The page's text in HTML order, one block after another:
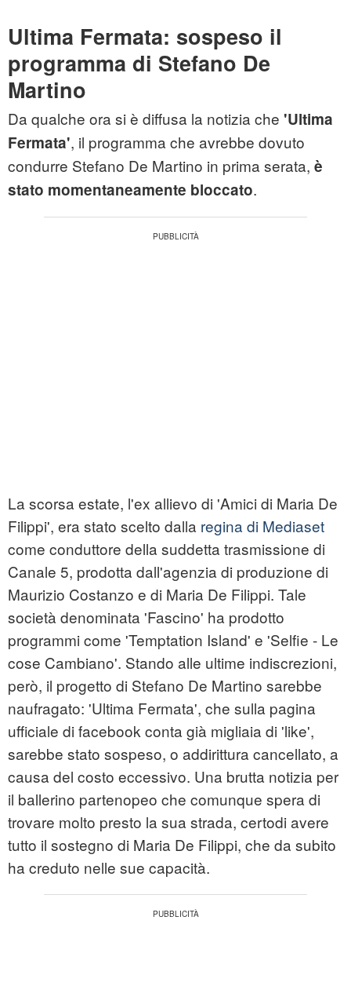
Ultima Fermata: sospeso il
programma di Stefano De
Martino
Da qualche ora si è diffusa la notizia che 'Ultima
Fermata', il programma che avrebbe dovuto
condurre Stefano De Martino in prima serata, è
stato momentaneamente bloccato.
La scorsa estate, l'ex allievo di 'Amici di Maria De
Filippi', era stato scelto dalla regina di Mediaset
come conduttore della suddetta trasmissione di
Canale 5, prodotta dall'agenzia di produzione di
Maurizio Costanzo e di Maria De Filippi. Tale
società denominata 'Fascino' ha prodotto
programmi come 'Temptation Island' e 'Selfie - Le
cose Cambiano'. Stando alle ultime indiscrezioni,
però, il progetto di Stefano De Martino sarebbe
naufragato: 'Ultima Fermata', che sulla pagina
ufficiale di facebook conta già migliaia di 'like',
sarebbe stato sospeso, o addirittura cancellato, a
causa del costo eccessivo. Una brutta notizia per
il ballerino partenopeo che comunque spera di
trovare molto presto la sua strada, certodi avere
tutto il sostegno di Maria De Filippi, che da subito
ha creduto nelle sue capacità.